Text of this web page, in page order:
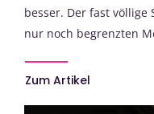
besser. Der fast
nur noch begrenzten
Zum Artikel